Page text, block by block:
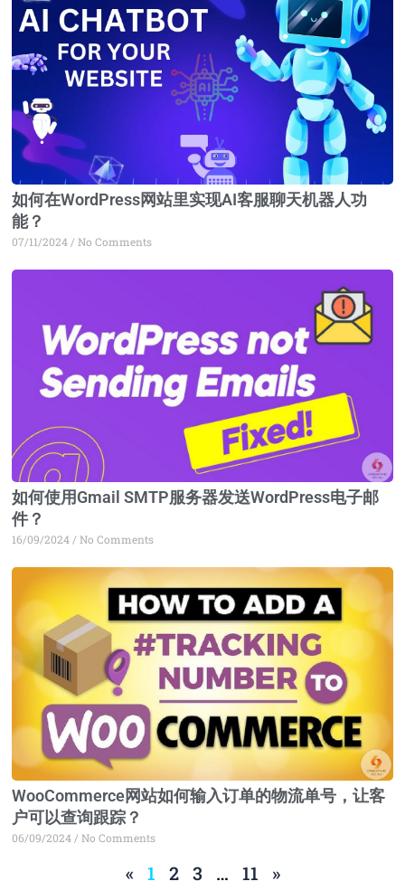
如何在WordPress网站里实现AI客服聊天机器人功
能？
07/11/2024 No Comments
如何使用Gmail SMTP服务器发送WordPress电子邮
件？
16/09/2024 No Comments
WooCommerce网站如何输入订单的物流单号，让客
户可以查询跟踪？
06/09/2024 No Comments
« 1 2 3 … 11 »